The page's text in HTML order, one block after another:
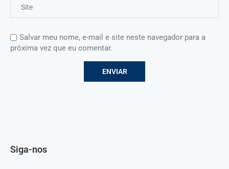
Salvar meu nome, e-mail e site neste navegador para a
próxima vez que eu comentar.
Siga-nos